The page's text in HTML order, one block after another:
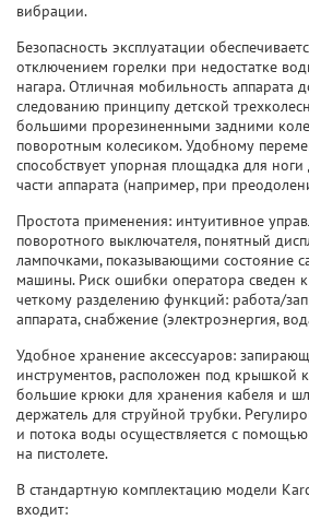
вибрации.
Безопасность эксплуатации
отключением горелки при недостатке
нагара. Отличная мобильность аппарата
следованию принципу детской
большими прорезиненными задними
поворотным колесиком. Удобному
способствует упорная площадка для
части аппарата (например, при
Простота применения: интуитивное
поворотного выключателя, понятный
лампочками, показывающими состояние
машины. Риск ошибки оператора сведен
четкому разделению функций: работа/
аппарата, снабжение (электроэнергия,
Удобное хранение аксессуаров:
инструментов, расположен под крышкой
большие крюки для хранения кабеля и
держатель для струйной трубки.
и потока воды осуществляется с
на пистолете.
В стандартную комплектацию модели
входит: